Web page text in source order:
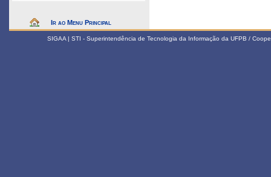
Ir ao Menu Principal
SIGAA | STI - Superintendência de Tecnologia da Informação da UFPB /